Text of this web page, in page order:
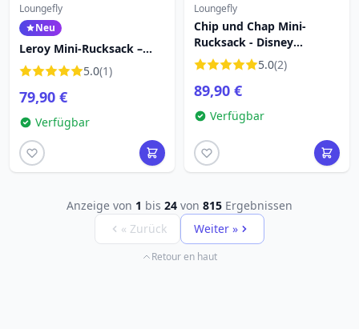
Loungefly
Neu
Leroy Mini-Rucksack –
Disney Loungefly Lilo &
Stitch
5.0(1)
79,90 €
Verfügbar
Loungefly
Chip und Chap Mini-
Rucksack - Disney
Loungefly 5.0(2)
89,90 €
Verfügbar
Anzeige von 1 bis 24 von 815 Ergebnissen
« Zurück
Weiter »
Retour en haut